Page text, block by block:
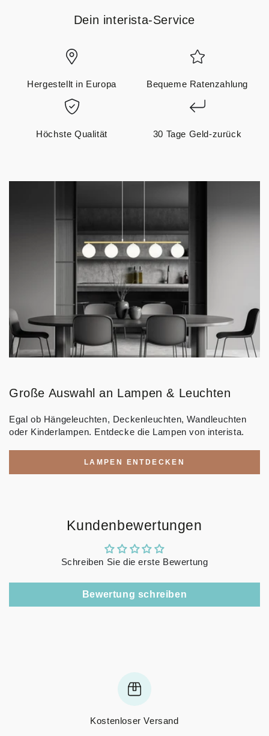
Dein interista-Service
Hergestellt in Europa Bequeme Ratenzahlung
Höchste Qualität 30 Tage Geld-zurück
Große Auswahl an Lampen & Leuchten
Egal ob Hängeleuchten, Deckenleuchten, Wandleuchten
oder Kinderlampen. Entdecke die Lampen von interista.
LAMPEN ENTDECKEN
Kundenbewertungen
Schreiben Sie die erste Bewertung
Bewertung schreiben
Kostenloser Versand